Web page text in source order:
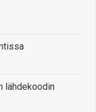
lähdekoodin